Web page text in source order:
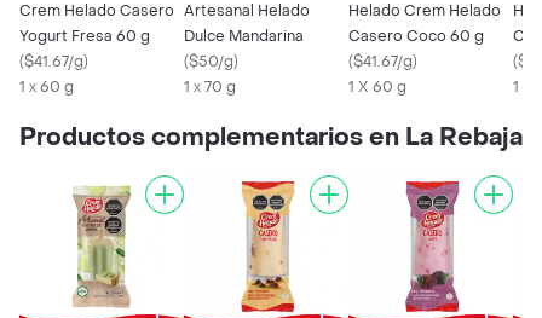
Crem Helado Casero
Yogurt Fresa 60 g
($41.67/g)
1 x 60 g
Artesanal Helado
Dulce Mandarina
($50/g)
1 x 70 g
Helado Crem Helado
Casero Coco 60 g
($41.67/g)
1 X 60 g
g
(
1 X
Productos complementarios en La Rebaja